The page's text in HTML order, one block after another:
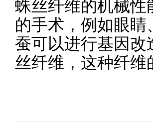
蛛丝纤维的机械性
的手术，例如眼
蚕可以进行基因
丝纤维，这种纤维